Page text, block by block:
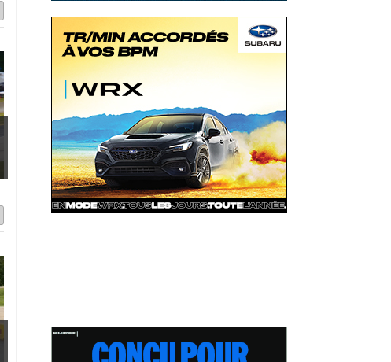
Deux événements phares à venir
pour le film Villeneuve : L'ascension
d'une légende (+ vidéo)
Jeudi 6 août 2026
Coupe Radical Canada au GP3R : 21
inscrits, dont 12 Québécois... et un
premier gain d'Antoine Sénéchal
dans la série ?
Jeudi 6 août 2026
WRC Rallye de Finlande 2026 -
Étapes dimanche et podium
Étapes samedi